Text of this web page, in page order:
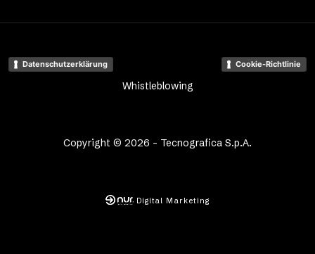
Copyright © 2026 - Tecnografica S.p.A.
Datenschutzerklärung Cookie-Richtlinie
Whistleblowing
Digital Marketing